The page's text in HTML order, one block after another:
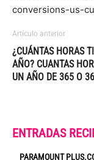
conversions-us-
Artículo anterior
¿CUÁNTAS HORAS
AÑO? CUANTAS
UN AÑO DE 365 O
ENTRADAS
PARAMOUNT